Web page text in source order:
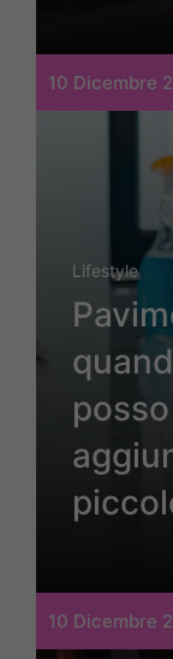
10 Dicembre
Lifestyle
10 Dicembre